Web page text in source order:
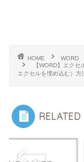
HOME
WORD
【WORD】エク
エクセルを埋め込む）方